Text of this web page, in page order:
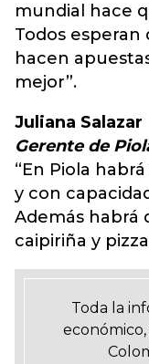
mundial hace
Todos esperan
hacen
mejor”.
Juliana Salazar
Gerente de
“En Piola
y con
Además habrá
caipiriña y
Toda la